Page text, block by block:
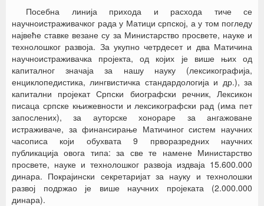
Посебна линија прихода и расхода тиче се
научноистраживачког рада у Матици српској, а у том погледу
највеће ставке везане су за Министарство просвете, науке и
технолошког развоја. За укупно четрдесет и два Матичина
научноистраживачка пројекта, од којих је више њих од
капиталног значаја за нашу науку (лексикографија,
енциклопедистика, лингвистичка стандардологија и др.), за
капитални пројекат Српски биографски речник, Лексикон
писаца српске књижевности и лексикографски рад (има пет
запослених), за ауторске хонораре за ангажоване
истраживаче, за финансирање Матичиног систем научних
часописа који обухвата 9 прворазредних научних
публикација овога типа: за све те намене Министарство
просвете, науке и технолошког развоја издваја 15.600.000
динара. Покрајински секретаријат за науку и технолошки
развој подржао је више научних пројеката (2.000.000
динара).